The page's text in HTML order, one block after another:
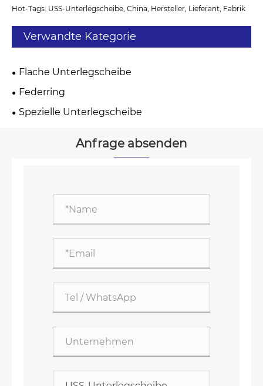
Hot-Tags: USS-Unterlegscheibe, China, Hersteller, Lieferant, Fabrik
Verwandte Kategorie
Flache Unterlegscheibe
Federring
Spezielle Unterlegscheibe
Anfrage absenden